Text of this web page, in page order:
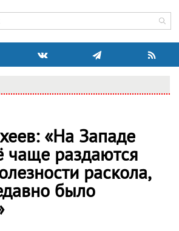
«На Западе
чаще раздаются
раскола,
было